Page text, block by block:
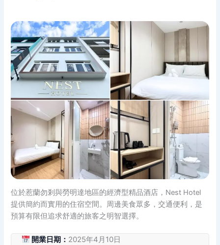
位於惹蘭勿剎與勞明達地區的經濟型精品酒店，Nest Hotel
提供簡約而實用的住宿空間。周邊美食眾多，交通便利，是
預算有限但追求舒適的旅客之明智選擇。
開業日期： 2025年4月10日